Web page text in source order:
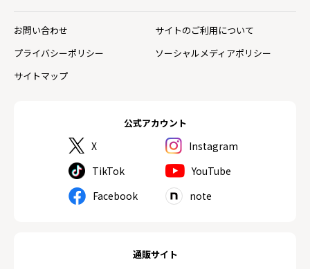
公式アカウント
X
Instagram
TikTok
YouTube
Facebook
note
通販サイト
お問い合わせ
サイトのご利用について
プライバシーポリシー
ソーシャルメディアポリシー
サイトマップ